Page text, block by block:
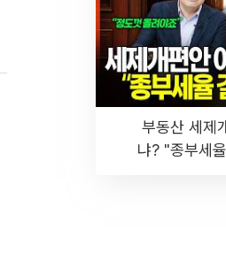
부동산 세제
냐? "종부세